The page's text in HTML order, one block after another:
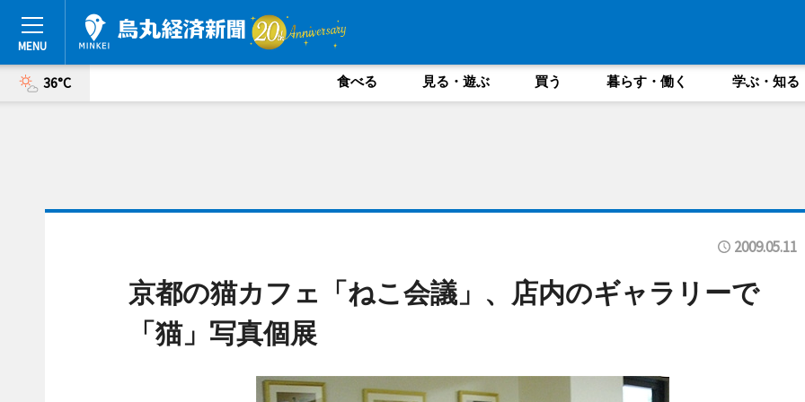
36°C 食べる 見る・遊ぶ 買う 暮らす・働く 学ぶ・知る
2009.05.11
京都の猫カフェ「ねこ会議」、店内のギャラリーで
「猫」写真個展